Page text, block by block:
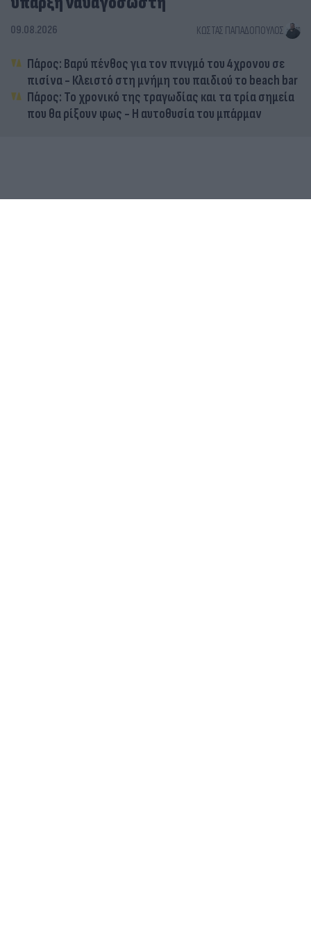
09.08.2026 ΚΏΣΤΑΣ ΠΑΠΑΔΌΠΟΥΛΟΣ
Πάρος: Βαρύ πένθος για τον πνιγμό του 4χρονου σε
πισίνα - Κλειστό στη μνήμη του παιδιού το beach bar
Πάρος: Το χρονικό της τραγωδίας και τα τρία σημεία
που θα ρίξουν φως - Η αυτοθυσία του μπάρμαν